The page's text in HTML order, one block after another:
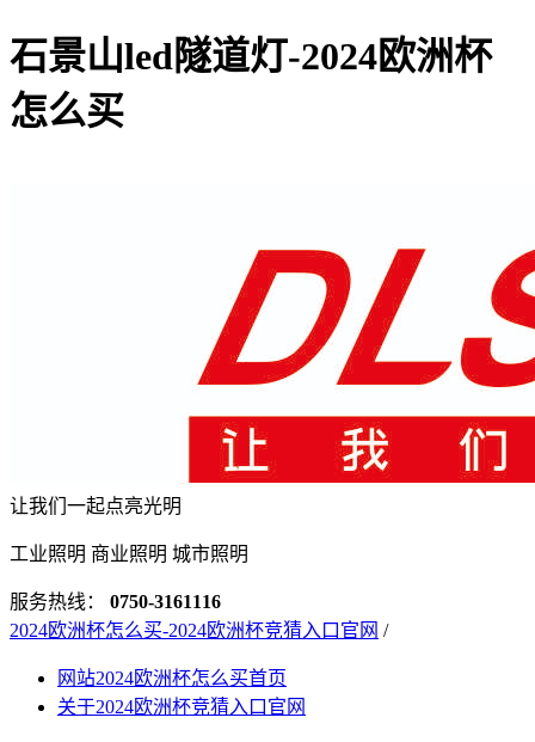
石景山led隧道灯-2024欧洲杯
怎么买
让我们一起点亮光明
工业照明 商业照明 城市照明
服务热线：
0750-3161116
2024欧洲杯怎么买-2024欧洲杯竞猜入口官网 /
网站2024欧洲杯怎么买首页
关于2024欧洲杯竞猜入口官网